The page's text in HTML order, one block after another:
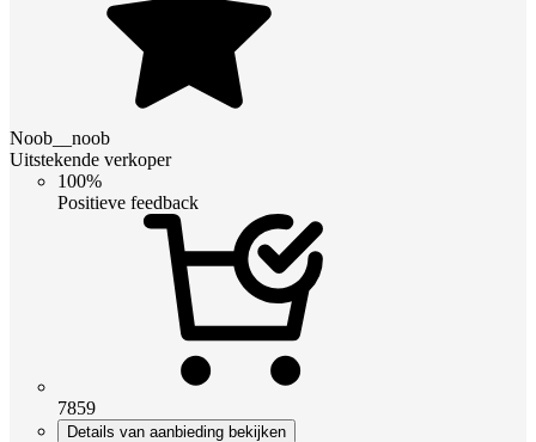
Noob__noob
Uitstekende verkoper
100%
Positieve feedback
7859
Details van aanbieding bekijken